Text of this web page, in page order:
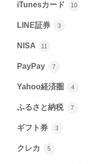
iTunesカード 10
LINE証券 3
NISA 11
PayPay 7
Yahoo経済圏 4
ふるさと納税 7
ギフト券 3
クレカ 5